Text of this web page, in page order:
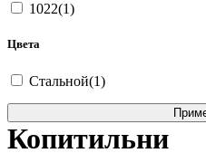
1022(1)
Цвета
Стальной(1)
Копитильни